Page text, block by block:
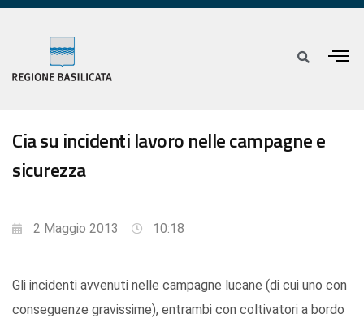
Cia su incidenti lavoro nelle campagne e
sicurezza
2 Maggio 2013 10:18
Gli incidenti avvenuti nelle campagne lucane (di cui uno con
conseguenze gravissime), entrambi con coltivatori a bordo